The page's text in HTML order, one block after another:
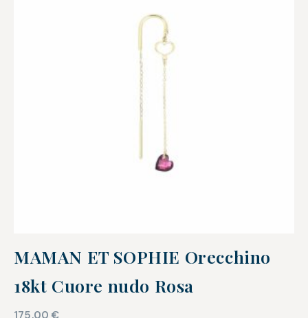
MAMAN ET SOPHIE Orecchino
18kt Cuore nudo Rosa